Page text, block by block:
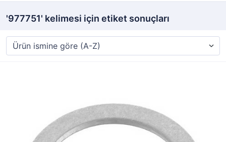
'977751' kelimesi için etiket sonuçları